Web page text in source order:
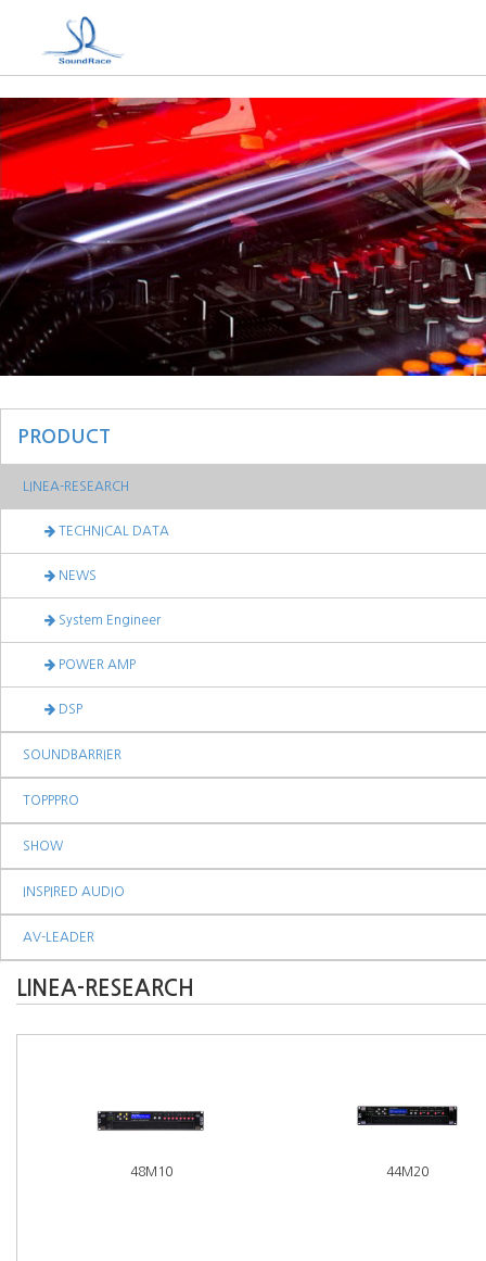
PRODUCT
LINEA-RESEARCH
TECHNICAL DATA
NEWS
System Engineer
POWER AMP
DSP
SOUNDBARRIER
TOPPPRO
SHOW
INSPIRED AUDIO
AV-LEADER
LINEA-RESEARCH
48M10 44M20